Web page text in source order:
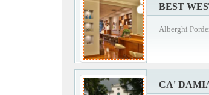
BEST
Alberghi
CA'